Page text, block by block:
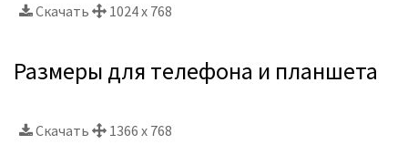
Скачать
1024 x 768
Размеры для телефона и планшета
Скачать
1366 x 768